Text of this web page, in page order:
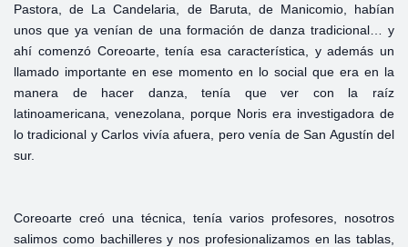
Pastora, de La Candelaria, de Baruta, de Manicomio, habían
unos que ya venían de una formación de danza tradicional… y
ahí comenzó Coreoarte, tenía esa característica, y además un
llamado importante en ese momento en lo social que era en la
manera de hacer danza, tenía que ver con la raíz
latinoamericana, venezolana, porque Noris era investigadora de
lo tradicional y Carlos vivía afuera, pero venía de San Agustín del
sur.
Coreoarte creó una técnica, tenía varios profesores, nosotros
salimos como bachilleres y nos profesionalizamos en las tablas,